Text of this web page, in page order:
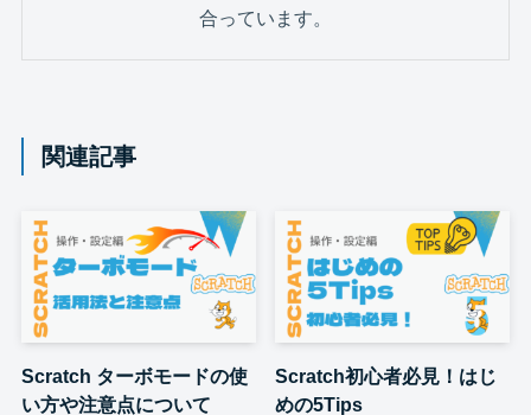
合っています。
関連記事
Scratch ターボモードの使
い方や注意点について
Scratch初心者必見！はじ
めの5Tips